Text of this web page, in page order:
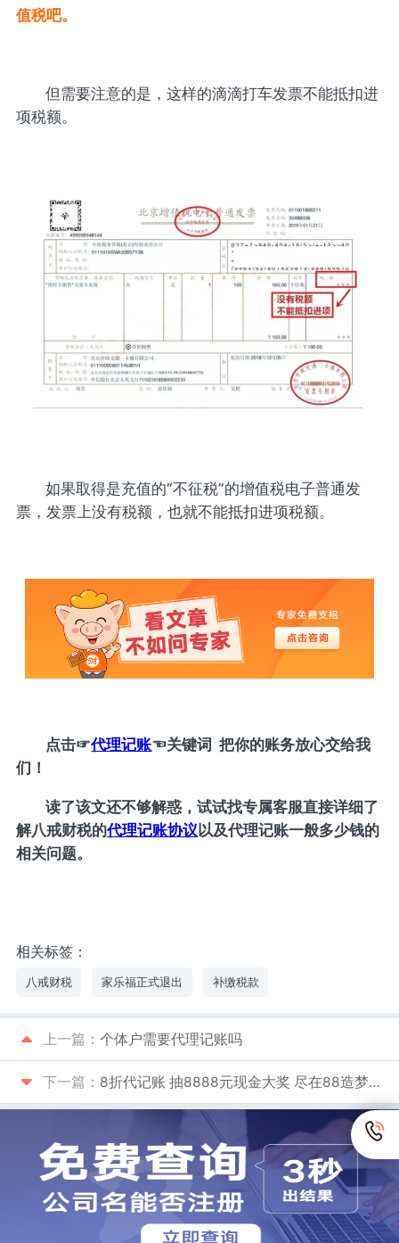
值税吧。
但需要注意的是，这样的滴滴打车发票不能抵扣进
项税额。
如果取得是充值的“不征税”的增值税电子普通发
票，发票上没有税额，也就不能抵扣进项税额。
点击☞代理记账☜关键词 把你的账务放心交给我
们！
读了该文还不够解惑，试试找专属客服直接详细了
解八戒财税的代理记账协议以及代理记账一般多少钱的
相关问题。
相关标签：
八戒财税 家乐福正式退出 补缴税款
上一篇： 个体户需要代理记账吗
下一篇： 8折代记账 抽8888元现金大奖 尽在88造梦节